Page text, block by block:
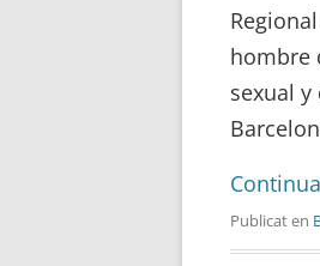
hombre
sexual
Publicat en